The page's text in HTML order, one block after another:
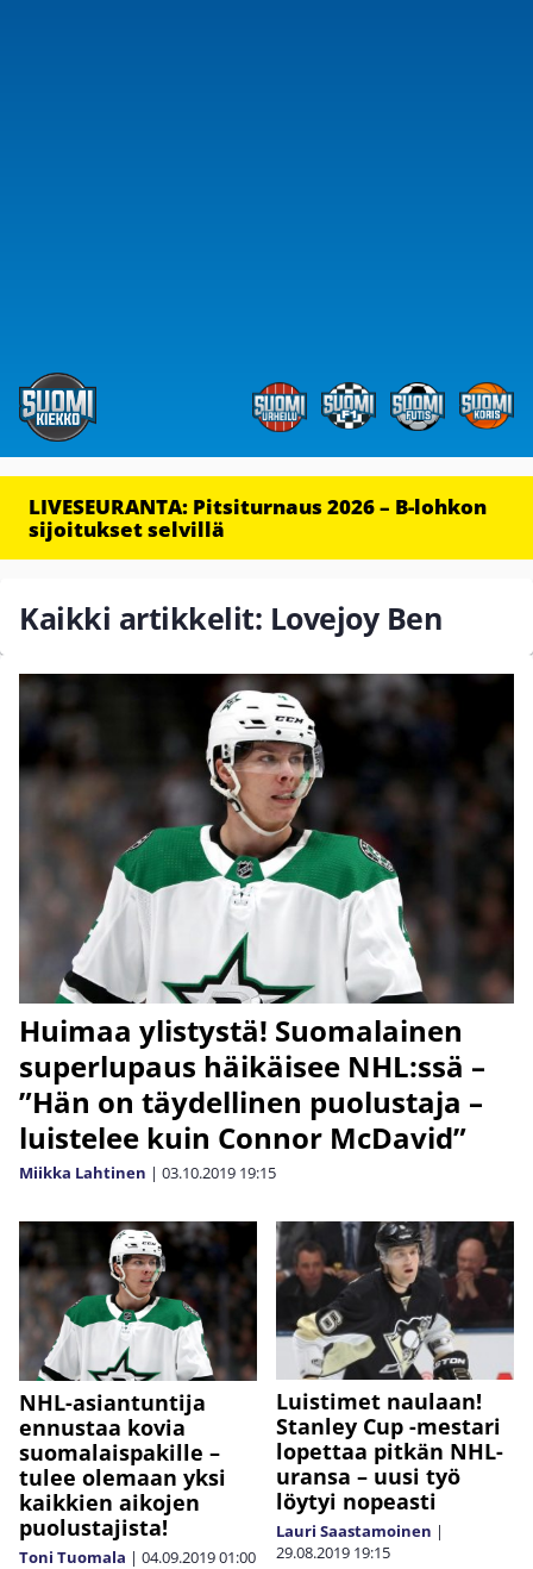
LIVESEURANTA: Pitsiturnaus 2026 – B-lohkon
sijoitukset selvillä
Kaikki artikkelit: Lovejoy Ben
Huimaa ylistystä! Suomalainen
superlupaus häikäisee NHL:ssä –
”Hän on täydellinen puolustaja –
luistelee kuin Connor McDavid”
Miikka Lahtinen | 03.10.2019 19:15
NHL-asiantuntija
ennustaa kovia
suomalaispakille –
tulee olemaan yksi
kaikkien aikojen
puolustajista!
Toni Tuomala | 04.09.201901:00
Luistimet naulaan!
Stanley Cup -mestari
lopettaa pitkän NHL-
uransa – uusi työ
löytyi nopeasti
Lauri Saastamoinen |
29.08.2019 19:15